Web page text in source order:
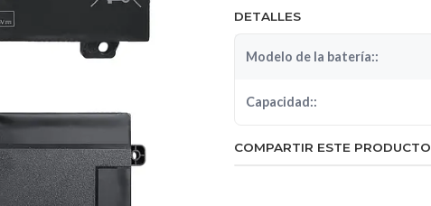
DETALLES
Modelo de la batería::
Capacidad::
COMPARTIR ESTE PRODUCTO